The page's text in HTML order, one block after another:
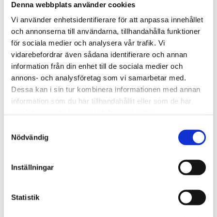
Denna webbplats använder cookies
Vi använder enhetsidentifierare för att anpassa innehållet
och annonserna till användarna, tillhandahålla funktioner
för sociala medier och analysera vår trafik. Vi
vidarebefordrar även sådana identifierare och annan
information från din enhet till de sociala medier och
annons- och analysföretag som vi samarbetar med.
Dessa kan i sin tur kombinera informationen med annan
information som du har tillhandahållit eller som de har
Nödvändig
Inställningar
Statistik
Läs även
FÖRETAGANDE 2026-08-07
Logistik
Läs mer